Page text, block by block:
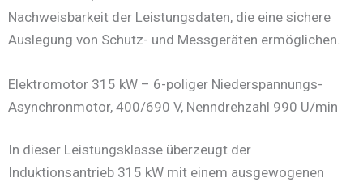
Nachweisbarkeit der Leistungsdaten, die eine sichere
Auslegung von Schutz- und Messgeräten ermöglichen.
Elektromotor 315 kW – 6-poliger Niederspannungs-
Asynchronmotor, 400/690 V, Nenndrehzahl 990 U/min
In dieser Leistungsklasse überzeugt der
Induktionsantrieb 315 kW mit einem ausgewogenen